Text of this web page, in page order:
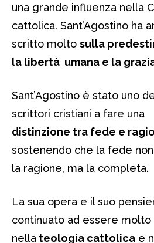
una grande influenza nella
cattolica. Sant’Agostino ha
scritto molto sulla
la libertà umana e la
Sant’Agostino è stato uno
scrittori cristiani a fare una
distinzione tra fede e
sostenendo che la fede
la ragione, ma la completa.
La sua opera e il suo
continuato ad essere molto
nella teologia cattolica e